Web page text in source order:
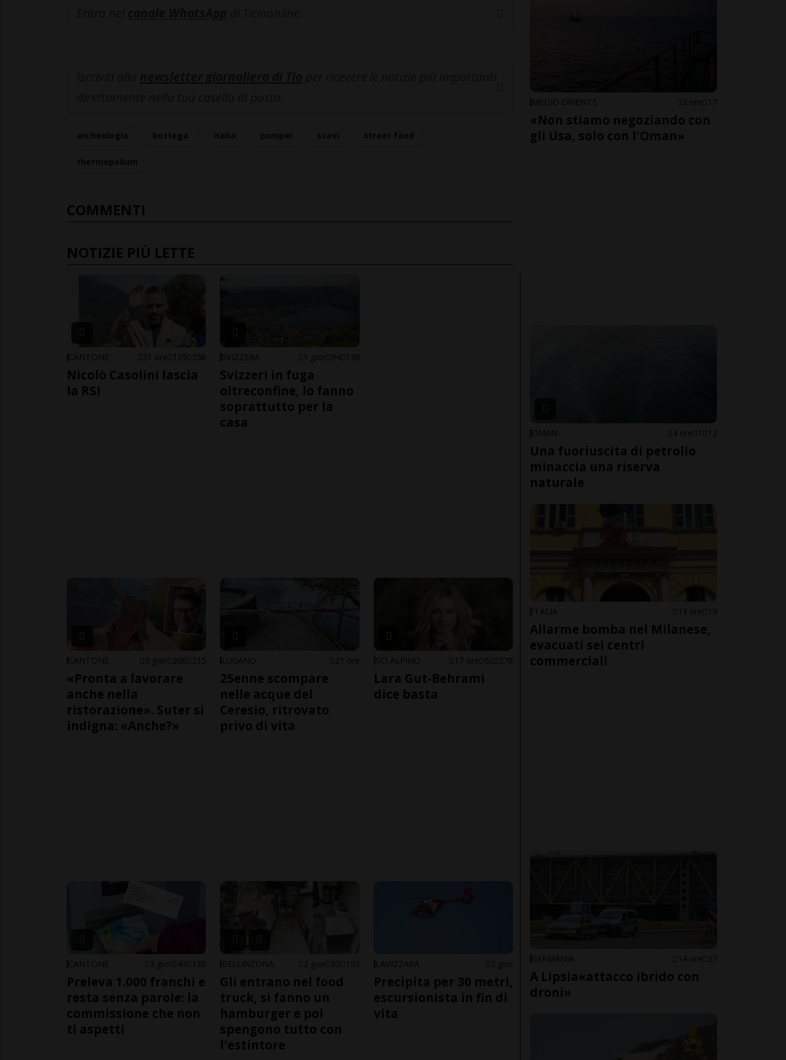
COMMENTI
NOTIZIE PIÙ LETTE
CANTONE 21 ore 129 358
Nicolò Casolini lascia
la RSI
SVIZZERA 1 gior 94 138
Svizzeri in fuga
oltreconfine, lo fanno
soprattutto per la
casa
CANTONE 3 gior 208 215
«Pronta a lavorare
anche nella
ristorazione». Suter si
indigna: «Anche?»
LUGANO 21 ore
25enne scompare
nelle acque del
Ceresio, ritrovato
privo di vita
SCI ALPINO 17 ore 62 278
Lara Gut-Behrami
dice basta
CANTONE 3 gior 47 120
Preleva 1.000 franchi e
resta senza parole: la
commissione che non
ti aspetti
BELLINZONA 2 gior 82 192
Gli entrano nel food
truck, si fanno un
hamburger e poi
spengono tutto con
l'estintore
LAVIZZARA 2 gior
Precipita per 30 metri,
escursionista in fin di
vita
MEDIO ORIENTE 3 ore 17
«Non stiamo negoziando con
gli Usa, solo con l'Oman»
OMAN 4 ore 1 12
Una fuoriuscita di petrolio
minaccia una riserva
naturale
ITALIA 13 ore 19
Allarme bomba nel Milanese,
evacuati sei centri
commerciali
GERMANIA 14 ore 27
A Lipsia«attacco ibrido con
droni»